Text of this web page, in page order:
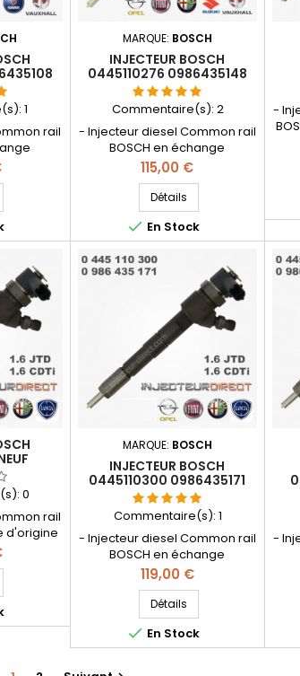
1
rail
-
,
93169123
R1590067
1.9JTD ,
, Lancia
,
MARQUE: BOSCH
INJECTEUR BOSCH
0445110276 0986435148
55200259 55221017
71792997 71794167
93190429 , 95517503
Commentaire(s):2
- Injecteur diesel Common rail
BOSCH en échange
réparation - Pièce d'origine -
Référence compatible :
0986435148 , 0 445 110 276 , 0
986 435 148 , 55200259 ,
55221017 , 71792997 , 71794167
, 1571079J50000 , 15710-79J50
, 93190429 , 95517503 - Pour
motorisation Fiat Alfa Roméo
1.9JTD , 1.9D Multijet , Opel 1.9
CDTI , Suzuki 1.9 DDiS
Prix
115,00 €
Détails
 En Stock
-
0
rail
d'origine
171 , 0
,
- Pour
1.6
D Multijet
MARQUE: BOSCH
INJECTEUR BOSCH
0445110300 0986435171
Commentaire(s):1
- Injecteur diesel Common rail
BOSCH en échange
réparation - Pièce d'origine -
Référence compatible:
0986435171 , 0 986 435 171 , 0
445 110 300 , 55206704 ,
55221023 , 55196442 - Pour
motorisations Alfa Roméo 1.6
Prix
119,00 €
Détails
 En Stock
-